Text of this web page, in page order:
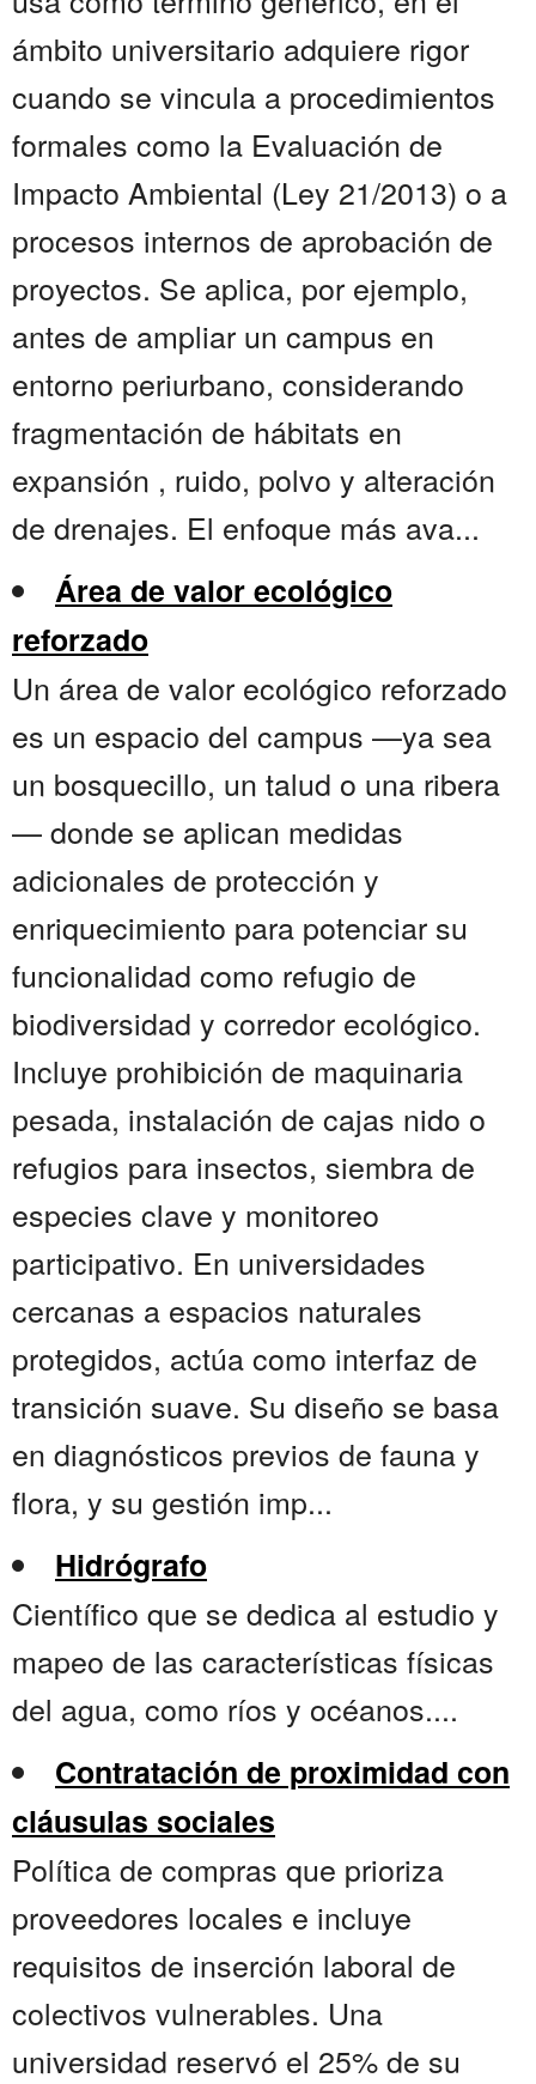
ámbito universitario adquiere rigor
cuando se vincula a procedimientos
formales como la Evaluación de
Impacto Ambiental (Ley 21/2013) o a
procesos internos de aprobación de
proyectos. Se aplica, por ejemplo,
antes de ampliar un campus en
entorno periurbano, considerando
fragmentación de hábitats en
expansión , ruido, polvo y alteración
de drenajes. El enfoque más ava...
Área de valor ecológico
reforzado
Un área de valor ecológico reforzado
es un espacio del campus —ya sea
un bosquecillo, un talud o una ribera
— donde se aplican medidas
adicionales de protección y
enriquecimiento para potenciar su
funcionalidad como refugio de
biodiversidad y corredor ecológico.
Incluye prohibición de maquinaria
pesada, instalación de cajas nido o
refugios para insectos, siembra de
especies clave y monitoreo
participativo. En universidades
cercanas a espacios naturales
protegidos, actúa como interfaz de
transición suave. Su diseño se basa
en diagnósticos previos de fauna y
flora, y su gestión imp...
Hidrógrafo
Científico que se dedica al estudio y
mapeo de las características físicas
del agua, como ríos y océanos....
Contratación de proximidad con
cláusulas sociales
Política de compras que prioriza
proveedores locales e incluye
requisitos de inserción laboral de
colectivos vulnerables. Una
universidad reservó el 25% de su